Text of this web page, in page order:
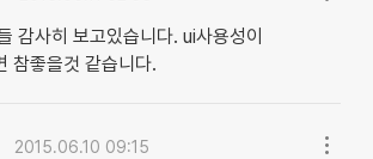
감사히 보고있습니다. ui사용성이
참좋을것 같습니다.
2015.06.10 09:15